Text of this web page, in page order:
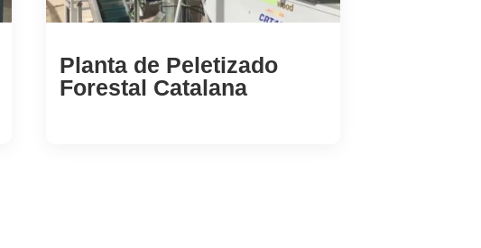
Planta de Peletizado
Forestal Catalana